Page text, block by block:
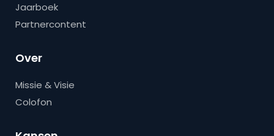
Jaarboek
Partnercontent
Over
Missie & Visie
Colofon